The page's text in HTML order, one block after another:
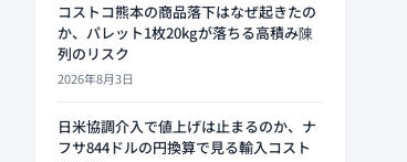
コストコ熊本の商品落下はなぜ起きたの
か、パレット1枚20kgが落ちる高積み陳
列のリスク
2026年8月3日
日米協調介入で値上げは止まるのか、ナ
フサ844ドルの円換算で見る輸入コスト